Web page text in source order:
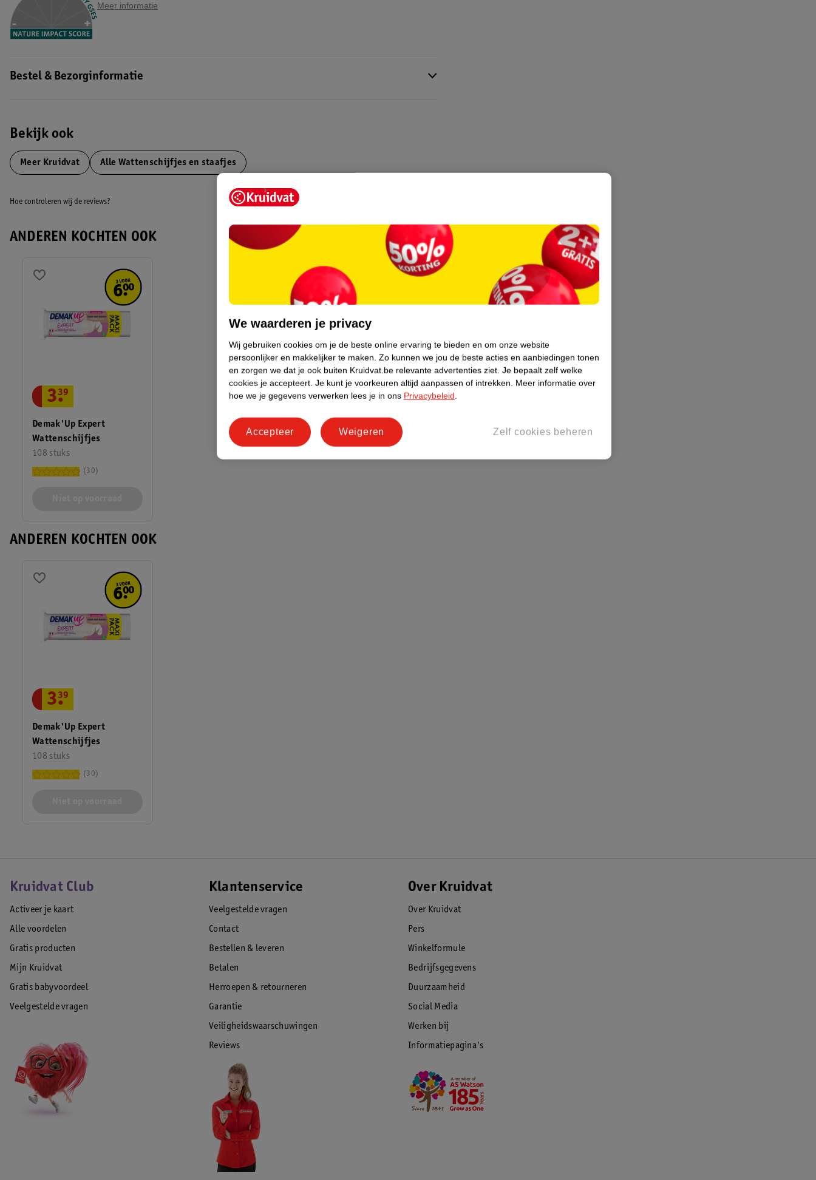
Meer informatie
Bestel & Bezorginformatie
Bekijk ook
Meer Kruidvat Alle Wattenschijfjes en staafjes
Hoe controleren wij de reviews?
ANDEREN KOCHTEN OOK
Demak'Up Expert
Wattenschijfjes
108 stuks
3.
39
30
ANDEREN KOCHTEN OOK
Demak'Up Expert
Wattenschijfjes
108 stuks
3.
39
30
Kruidvat Club
Activeer je kaart
Alle voordelen
Gratis producten
Mijn Kruidvat
Gratis babyvoordeel
Veelgestelde vragen
Klantenservice
Veelgestelde vragen
Contact
Bestellen & leveren
Betalen
Herroepen & retourneren
Garantie
Veiligheidswaarschuwingen
Reviews
Over Kruidvat
Over Kruidvat
Pers
Winkelformule
Bedrijfsgegevens
Duurzaamheid
Social Media
Werken bij
Informatiepagina's
We waarderen je privacy
Wij gebruiken cookies om je de beste online ervaring te bieden en om onze website
persoonlijker en makkelijker te maken. Zo kunnen we jou de beste acties en aanbiedingen tonen
en zorgen we dat je ook buiten Kruidvat.be relevante advertenties ziet. Je bepaalt zelf welke
cookies je accepteert. Je kunt je voorkeuren altijd aanpassen of intrekken. Meer informatie over
hoe we je gegevens verwerken lees je in ons Privacybeleid.
Zelf cookies beheren
Weigeren
Accepteer